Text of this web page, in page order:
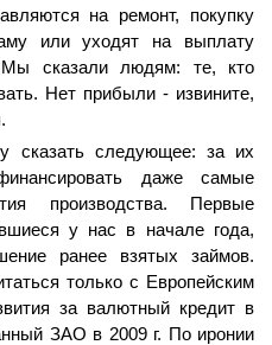
на ремонт, покупку
или уходят на выплату
Мы сказали людям: те, кто
Нет прибыли - извините,
сказать следующее: за их
даже самые
производства. Первые
у нас в начале года,
ранее взятых займов.
только с Европейским
за валютный кредит в
ЗАО в 2009 г. По иронии